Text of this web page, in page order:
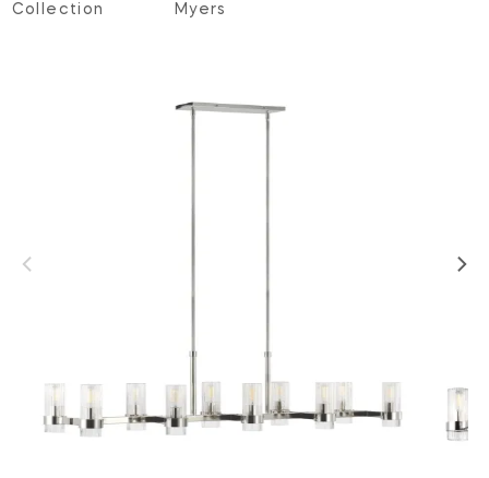
Collection
Myers